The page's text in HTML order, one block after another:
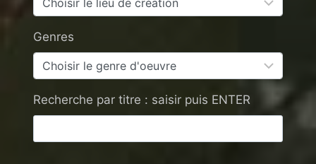
Genres
Recherche par titre : saisir puis ENTER